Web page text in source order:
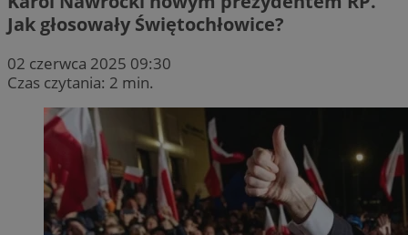
Jak głosowały Świętochłowice?
02 czerwca 2025 09:30
Czas czytania: 2 min.